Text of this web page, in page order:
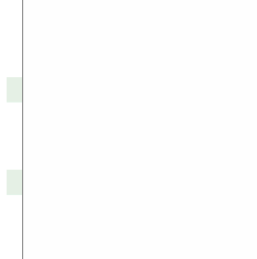
MAGIC —
Малазийская
устройств Windows
Integrated
В некоторых
HP серии rw6800
Отличие будет
Linux-
Компания ImCoSys на
управлением Linux.
иметь поддержку